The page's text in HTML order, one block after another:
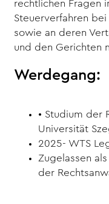
rechtlichen Fragen
Steuerverfahren
sowie an deren
und den Gerichten
Werdegang:
• Studium der
Universität
2025- WTS
Zugelassen
der